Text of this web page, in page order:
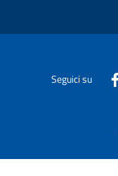
Seguici su